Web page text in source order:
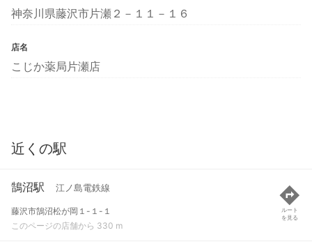
神奈川県藤沢市片瀬２－１１－１６
店名
こじか薬局片瀬店
近くの駅
鵠沼駅 江ノ島電鉄線
藤沢市鵠沼松が岡１-１-１
このページの店舗から 330 m
ルート
を見る